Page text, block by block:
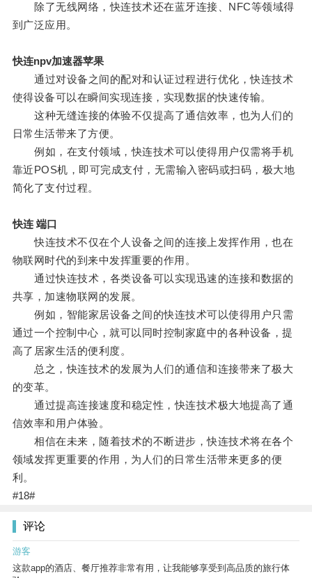
除了无线网络，快连技术还在蓝牙连接、NFC等领域得
到广泛应用。
快连npv加速器苹果
通过对设备之间的配对和认证过程进行优化，快连技术
使得设备可以在瞬间实现连接，实现数据的快速传输。
这种无缝连接的体验不仅提高了通信效率，也为人们的
日常生活带来了方便。
例如，在支付领域，快连技术可以使得用户仅需将手机
靠近POS机，即可完成支付，无需输入密码或扫码，极大地
简化了支付过程。
快连 端口
快连技术不仅在个人设备之间的连接上发挥作用，也在
物联网时代的到来中发挥重要的作用。
通过快连技术，各类设备可以实现迅速的连接和数据的
共享，加速物联网的发展。
例如，智能家居设备之间的快连技术可以使得用户只需
通过一个控制中心，就可以同时控制家庭中的各种设备，提
高了居家生活的便利度。
总之，快连技术的发展为人们的通信和连接带来了极大
的变革。
通过提高连接速度和稳定性，快连技术极大地提高了通
信效率和用户体验。
相信在未来，随着技术的不断进步，快连技术将在各个
领域发挥更重要的作用，为人们的日常生活带来更多的便
利。
#18#
评论
游客
这款app的酒店、餐厅推荐非常有用，让我能够享受到高品质的旅行体